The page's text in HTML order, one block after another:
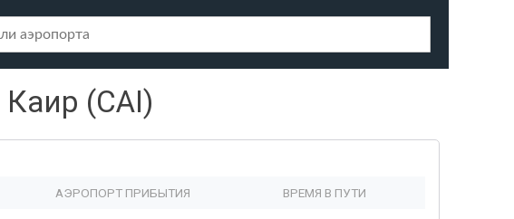
Каир (CAI)
АЭРОПОРТ ПРИБЫТИЯ ВРЕМЯ В ПУТИ